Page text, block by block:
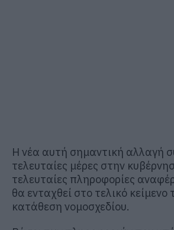
Η νέα αυτή σημαντική αλλαγή
τελευταίες μέρες στην
τελευταίες πληροφορίες
θα ενταχθεί στο τελικό κείμενο
κατάθεση νομοσχεδίου.